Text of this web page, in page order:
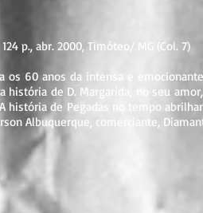
p., abr. 2000, Timóteo/ MG (Col. 7)
os 60 anos da intensa e
história de D. Margarida, no seu
história de Pegadas no tempo
Albuquerque, comerciante,